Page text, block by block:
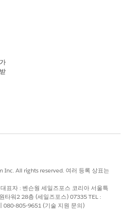
All rights reserved. 여러 등록 상표는
표자 : 벤슨웡 세일즈포스 코리아 서울특
타워2 28층 (세일즈포스) 07335 TEL :
080-805-9651 (기술 지원 문의)